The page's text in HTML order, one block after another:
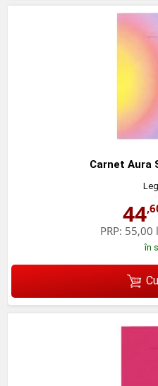
Carnet Aura
44
PRP: 55,00
în